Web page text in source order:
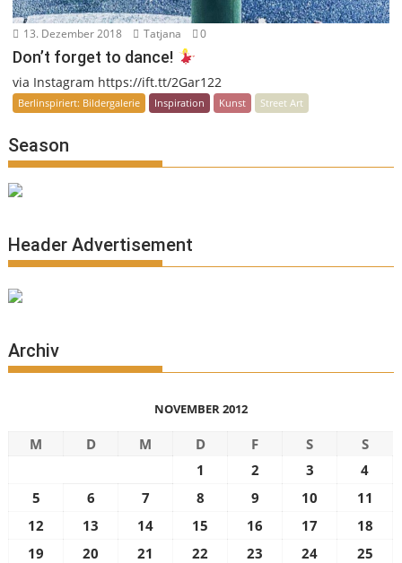
13. Dezember 2018 Tatjana 0
Don’t forget to dance!
via Instagram https://ift.tt/2Gar122
Berlinspiriert: Bildergalerie Inspiration Kunst Street Art
Season
Header Advertisement
Archiv
NOVEMBER 2012
M D M D F S
S
1
2 3
4
5
6 7 8 9 10
11
12
13 14 15 16 17
18
19
20 21 22 23 24
25